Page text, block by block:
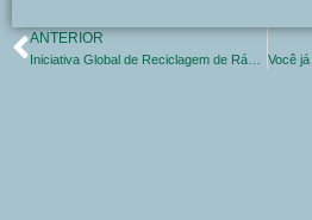
ANTERIOR